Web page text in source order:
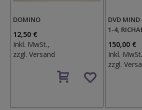
DOMINO
12,50 €
Inkl. MwSt.,
zzgl. Versand
den
DVD MIND
1-4,
150,00 €
Inkl.
zzgl.